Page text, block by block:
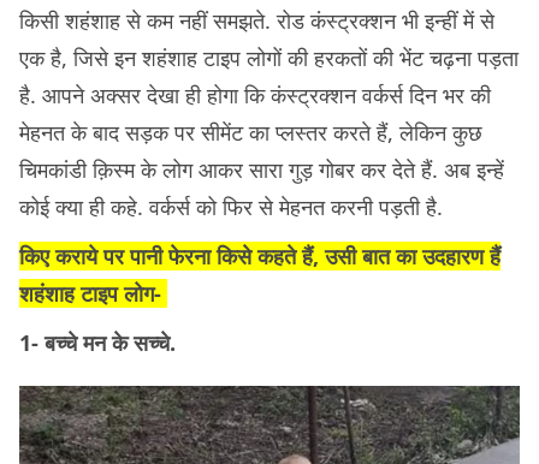
किसी शहंशाह से कम नहीं समझते. रोड कंस्ट्रक्शन भी इन्हीं में से
एक है, जिसे इन शहंशाह टाइप लोगों की हरकतों की भेंट चढ़ना पड़ता
है. आपने अक्सर देखा ही होगा कि कंस्ट्रक्शन वर्कर्स दिन भर की
मेहनत के बाद सड़क पर सीमेंट का प्लस्तर करते हैं, लेकिन कुछ
चिमकांडी क़िस्म के लोग आकर सारा गुड़ गोबर कर देते हैं. अब इन्हें
कोई क्या ही कहे. वर्कर्स को फिर से मेहनत करनी पड़ती है.
किए कराये पर पानी फेरना किसे कहते हैं, उसी बात का उदहारण हैं
शहंशाह टाइप लोग-
1- बच्चे मन के सच्चे.